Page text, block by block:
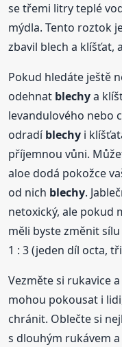
se třemi litry teplé
mýdla. Tento roztok
zbavil blech a klíšťat,
Pokud hledáte ještě
odehnat blechya
levandulového nebo
odradíblechy i
příjemnou vůni.
aloe dodá pokožce
od nich blechy.
netoxický, ale pokud
měli byste změnit
1 : 3 (jeden díl octa,
Vezměte si rukavice
mohou pokousat i
chránit. Oblečte si
s dlouhým rukávem